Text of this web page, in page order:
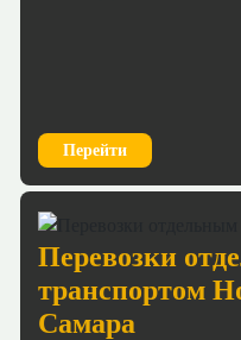
Перейти
Перевозки
транспортом
Самара